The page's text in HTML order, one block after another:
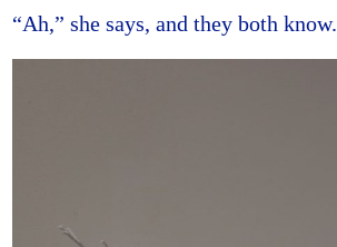
“Ah,” she says, and they both know.